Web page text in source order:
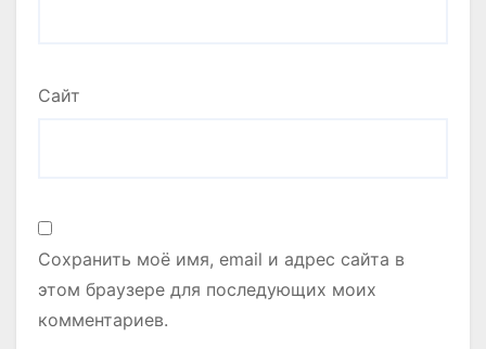
Сайт
Сохранить моё имя, email и адрес сайта в
этом браузере для последующих моих
комментариев.